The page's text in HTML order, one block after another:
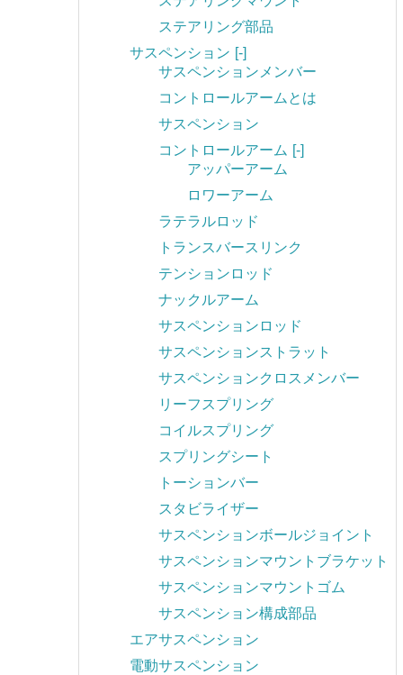
ステアリング部品
サスペンション [-]
サスペンションメンバー
コントロールアームとは
サスペンション
コントロールアーム [-]
アッパーアーム
ロワーアーム
ラテラルロッド
トランスバースリンク
テンションロッド
ナックルアーム
サスペンションロッド
サスペンションストラット
サスペンションクロスメンバー
リーフスプリング
コイルスプリング
スプリングシート
トーションバー
スタビライザー
サスペンションボールジョイント
サスペンションマウントブラケット
サスペンションマウントゴム
サスペンション構成部品
エアサスペンション
電動サスペンション